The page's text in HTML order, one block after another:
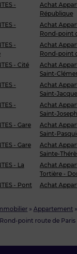
» Appartement »
Rond-point route de Paris
-
-
-
- Cité
-
-
- Gare
- Gare
- La
- Pont
Achat
République
Achat
Rond-point
Achat
Rond-point
Achat
Saint-
Achat
Saint-
Achat
Saint-
Achat
Saint-
Achat
Sainte-
Achat
Tortière -
Achat